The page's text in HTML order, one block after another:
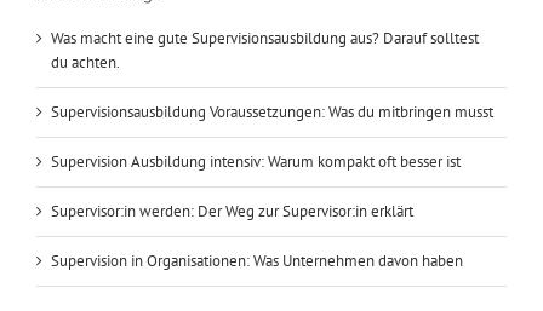
Was macht eine gute Supervisionsausbildung aus? Darauf solltest
du achten.
Supervisionsausbildung Voraussetzungen: Was du mitbringen musst
Supervision Ausbildung intensiv: Warum kompakt oft besser ist
Supervisor:in werden: Der Weg zur Supervisor:in erklärt
Supervision in Organisationen: Was Unternehmen davon haben